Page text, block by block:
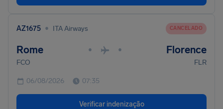
AZ1675 • ITA Airways CANCELADO
Rome • • Florence
FCO FLR
06/08/2026 07:35
Verificar indenização